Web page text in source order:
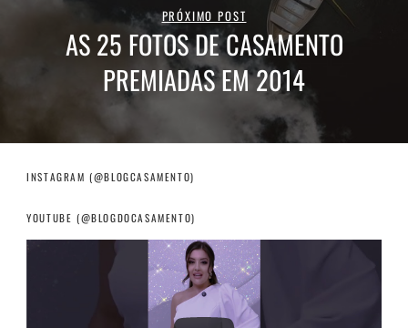
PRÓXIMO POST
AS 25 FOTOS DE CASAMENTO
PREMIADAS EM 2014
INSTAGRAM (@BLOGCASAMENTO)
YOUTUBE (@BLOGDOCASAMENTO)